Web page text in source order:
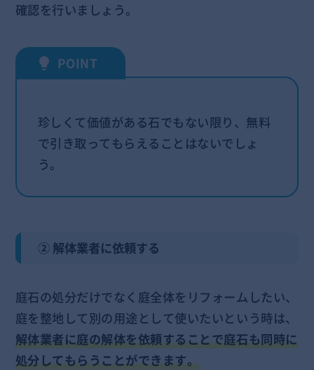
確認を行いましょう。
珍しくて価値がある石でもない限り、無料
で引き取ってもらえることはないでしょ
う。
② 解体業者に依頼する
庭石の処分だけでなく庭全体をリフォームしたい、
庭を整地して別の用途として使いたいという時は、
解体業者に庭の解体を依頼することで庭石も同時に
処分してもらうことができます。